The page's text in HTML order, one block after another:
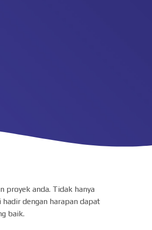
proyek anda. Tidak hanya
dengan harapan dapat
baik.